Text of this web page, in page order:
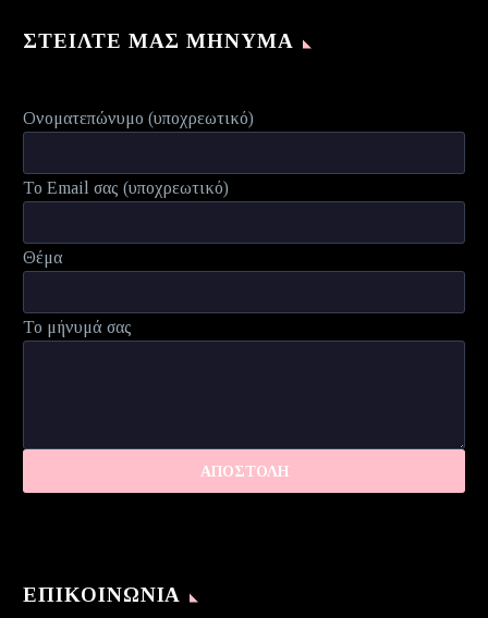
ΣΤΕΊΛΤΕ ΜΑΣ ΜΉΝΥΜΑ
Ονοματεπώνυμο (υποχρεωτικό)
Το Email σας (υποχρεωτικό)
Θέμα
Το μήνυμά σας
ΕΠΙΚΟΙΝΩΝΊΑ